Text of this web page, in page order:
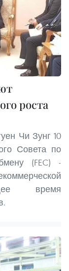
роста
Чи Зунг 10
Совета по
(FEC) -
время